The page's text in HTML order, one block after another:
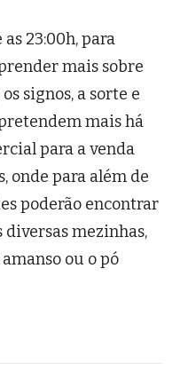
23:00h, para
mais sobre
signos, a sorte e
mais há
para a venda
onde para além de
poderão encontrar
mezinhas,
ou o pó